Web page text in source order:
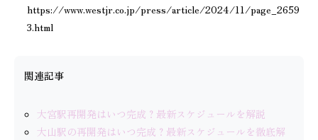
https://www.westjr.co.jp/press/article/2024/11/page_2659
3.html
関連記事
大宮駅再開発はいつ完成？最新スケジュールを解説
大山駅の再開発はいつ完成？最新スケジュールを徹底解